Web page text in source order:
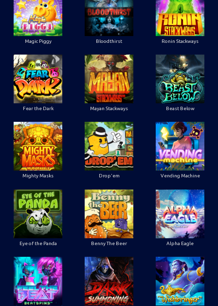
Magic Piggy Bloodthirst Ronin Stackways
Fear the Dark Mayan Stackways Beast Below
Mighty Masks Drop'em Vending Machine
Eye of the Panda Benny The Beer Alpha Eagle